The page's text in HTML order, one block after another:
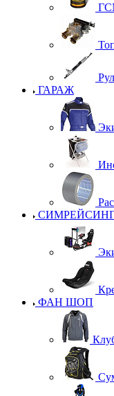
ГАРАЖ
ФАН ШОП